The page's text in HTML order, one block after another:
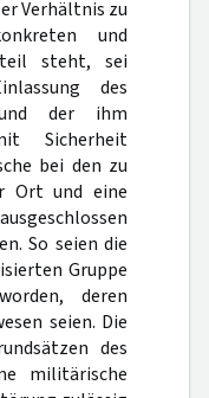
Verhältnis zu
und
steht, sei
des
der ihm
Sicherheit
bei den zu
Ort und eine
So seien die
Gruppe
deren
seien. Die
des
militärische